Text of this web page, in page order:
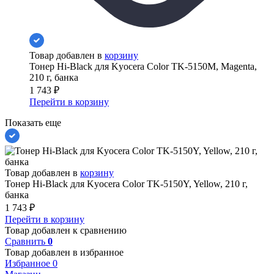
Товар добавлен в корзину
Тонер Hi-Black для Kyocera Color TK-5150M, Magenta,
210 г, банка
1 743 ₽
Перейти в корзину
Показать еще
Товар добавлен в корзину
Тонер Hi-Black для Kyocera Color TK-5150Y, Yellow, 210 г,
банка
1 743 ₽
Перейти в корзину
Товар добавлен к сравнению
Сравнить 0
Товар добавлен в избранное
Избранное 0